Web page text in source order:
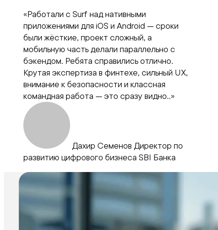
«Работали с Surf над нативными
приложениями для iOS и Android — сроки
были жёсткие, проект сложный, а
мобильную часть делали параллельно с
бэкендом. Ребята справились отлично.
Крутая экспертиза в финтехе, сильный UX,
внимание к безопасности и классная
командная работа — это сразу видно..»
Дахир Семенов Директор по
развитию цифрового бизнеса SBI Банка